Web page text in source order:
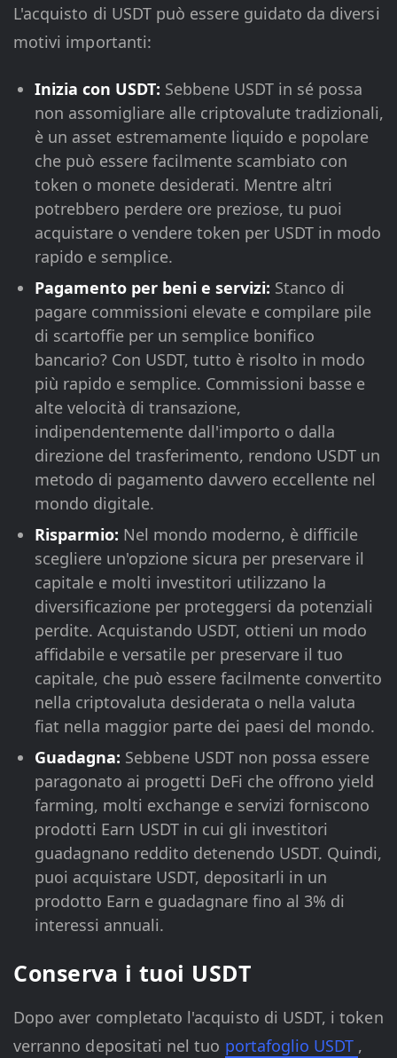
L'acquisto di USDT può essere guidato da diversi
motivi importanti:
Inizia con USDT: Sebbene USDT in sé possa
non assomigliare alle criptovalute tradizionali,
è un asset estremamente liquido e popolare
che può essere facilmente scambiato con
token o monete desiderati. Mentre altri
potrebbero perdere ore preziose, tu puoi
acquistare o vendere token per USDT in modo
rapido e semplice.
Pagamento per beni e servizi: Stanco di
pagare commissioni elevate e compilare pile
di scartoffie per un semplice bonifico
bancario? Con USDT, tutto è risolto in modo
più rapido e semplice. Commissioni basse e
alte velocità di transazione,
indipendentemente dall'importo o dalla
direzione del trasferimento, rendono USDT un
metodo di pagamento davvero eccellente nel
mondo digitale.
Risparmio: Nel mondo moderno, è difficile
scegliere un'opzione sicura per preservare il
capitale e molti investitori utilizzano la
diversificazione per proteggersi da potenziali
perdite. Acquistando USDT, ottieni un modo
affidabile e versatile per preservare il tuo
capitale, che può essere facilmente convertito
nella criptovaluta desiderata o nella valuta
fiat nella maggior parte dei paesi del mondo.
Guadagna: Sebbene USDT non possa essere
paragonato ai progetti DeFi che offrono yield
farming, molti exchange e servizi forniscono
prodotti Earn USDT in cui gli investitori
guadagnano reddito detenendo USDT. Quindi,
puoi acquistare USDT, depositarli in un
prodotto Earn e guadagnare fino al 3% di
interessi annuali.
Conserva i tuoi USDT
Dopo aver completato l'acquisto di USDT, i token
verranno depositati nel tuo portafoglio USDT ,